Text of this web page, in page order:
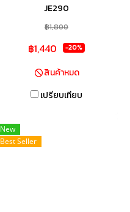
JE290
฿1,800
฿1,440 -20%
สินค้าหมด
เปรียบเทียบ
New
Best Seller